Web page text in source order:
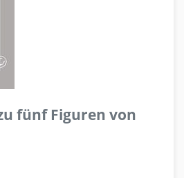
fünf Figuren von